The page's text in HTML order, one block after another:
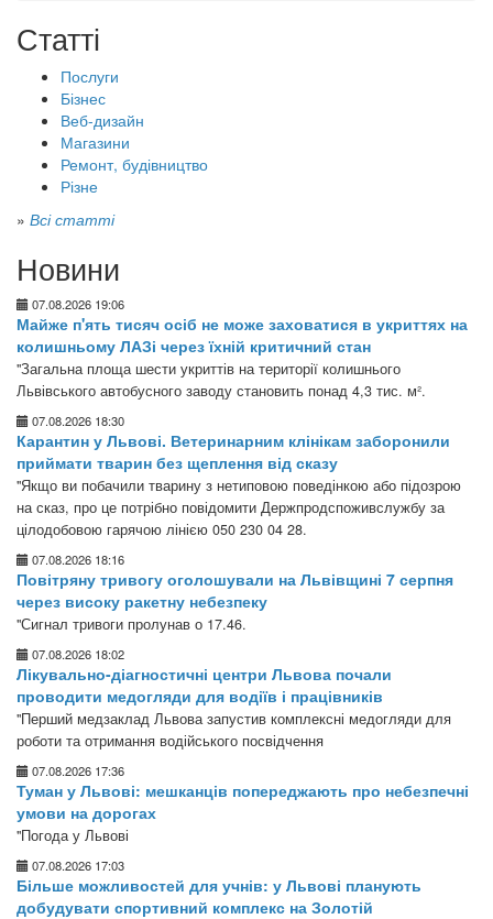
Статті
Послуги
Бізнес
Веб-дизайн
Магазини
Ремонт, будівництво
Різне
» Всі статті
Новини
07.08.2026 19:06
Майже п'ять тисяч осіб не може заховатися в укриттях на
колишньому ЛАЗі через їхній критичний стан
"Загальна площа шести укриттів на території колишнього
Львівського автобусного заводу становить понад 4,3 тис. м².
07.08.2026 18:30
Карантин у Львові. Ветеринарним клінікам заборонили
приймати тварин без щеплення від сказу
"Якщо ви побачили тварину з нетиповою поведінкою або підозрою
на сказ, про це потрібно повідомити Держпродспоживслужбу за
цілодобовою гарячою лінією 050 230 04 28.
07.08.2026 18:16
Повітряну тривогу оголошували на Львівщині 7 серпня
через високу ракетну небезпеку
"Сигнал тривоги пролунав о 17.46.
07.08.2026 18:02
Лікувально-діагностичні центри Львова почали
проводити медогляди для водіїв і працівників
"Перший медзаклад Львова запустив комплексні медогляди для
роботи та отримання водійського посвідчення
07.08.2026 17:36
Туман у Львові: мешканців попереджають про небезпечні
умови на дорогах
"Погода у Львові
07.08.2026 17:03
Більше можливостей для учнів: у Львові планують
добудувати спортивний комплекс на Золотій